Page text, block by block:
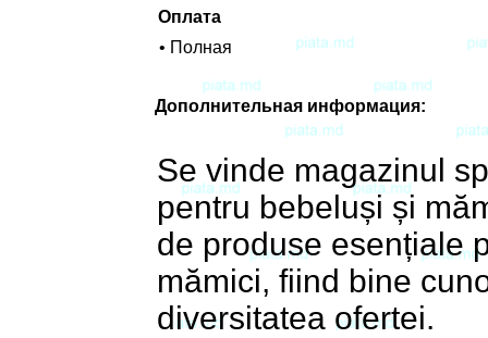
Оплата
• Полная
Дополнительная информация:
Se vinde magazinul
pentru bebeluși și
de produse esențiale
mămici, fiind bine
diversitatea ofertei.